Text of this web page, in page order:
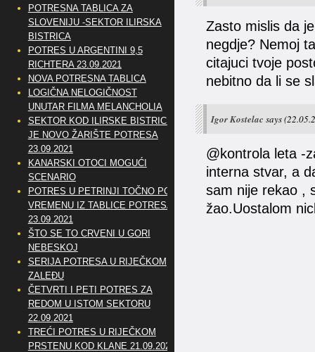
Zasto mislis da
negdje? Nemoj
citajuci tvoje
nebitno da li se
Igor Kostelac says
@kontrola leta -
interna stvar, a
sam nije rekao ,
žao.Uostalom
POTRESNA TABLICA ZA
SLOVENIJU -SEKTOR ILIRSKA
BISTRICA
POTRES U ARGENTINI 9,5
RICHTERA 23.09.2021
NOVA POTRESNA TABLICA
LOGIČNA NELOGIČNOST
UNUTAR FILMA MELANCHOLIA
SEKTOR KOD ILIRSKE BISTRICE
JE NOVO ŽARIŠTE POTRESA
23.09.2021
KANARSKI OTOCI MOGUĆI
SCENARIO
POTRES U PETRINJI TOČNO PO
VREMENU IZ TABLICE POTRESA
23.09.2021
ŠTO SE TO CRVENI U GORI
NEBESKOJ
SERIJA POTRESA U RIJEČKOM
ZALEĐU
ČETVRTI I PETI POTRES ZA
REDOM U ISTOM SEKTORU
22.09.2021
TREĆI POTRES U RIJEČKOM
PRSTENU KOD KLANE 21.09.2021